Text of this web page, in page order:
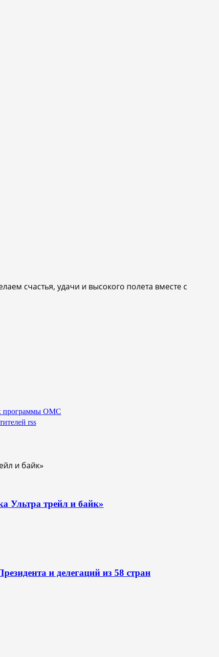
счастья, удачи и высокого полета вместе с
программы ОМС
rss
Ультра трейл и байк»
и делегаций из 58 стран